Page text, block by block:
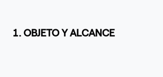
1. OBJETO Y ALCANCE